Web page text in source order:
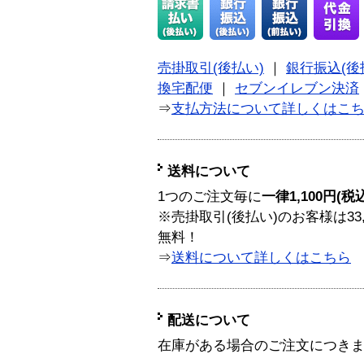
売掛取引(後払い) ｜ 銀行振込(後
換宅配便 ｜ セブンイレブン決済
⇒支払方法について詳しくはこ
送料について
1つのご注文毎に一律1,100円(税
※売掛取引(後払い)のお客様は
無料！
⇒送料について詳しくはこちら
配送について
在庫がある場合のご注文につき